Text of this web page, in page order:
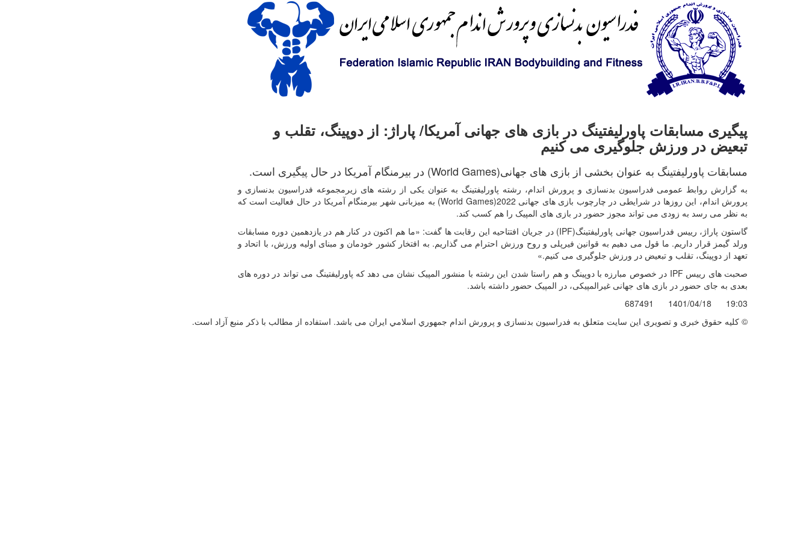
پیگیری مسابقات پاورلیفتینگ در بازی های جهانی آمریکا/ پاراژ: از دوپینگ، تقلب و
تبعیض در ورزش جلوگیری می کنیم
مسابقات پاورلیفتینگ به عنوان بخشی از بازی های جهانی(World Games) در بیرمنگام آمریکا در حال پیگیری است.
به گزارش روابط عمومی فدراسیون بدنسازی و پرورش اندام، رشته پاورلیفتینگ به عنوان یکی از رشته های زیرمجموعه فدراسیون بدنسازی و
پرورش اندام، این روزها در شرایطی در چارچوب بازی های جهانی 2022(
World Games) به میزبانی شهر بیرمنگام آمریکا در حال فعالیت است که
به نظر می رسد به زودی می تواند مجوز حضور در بازی های المپیک را هم کسب کند.
گاستون پاراژ، رییس فدراسیون جهانی پاورلیفتینگ(IPF) در جریان افتتاحیه این رقابت ها گفت: «ما هم اکنون در کنار هم در یازدهمین دوره مسابقات
ورلد گیمز قرار داریم. ما قول می دهیم به قوانین فیرپلی و روح ورزش احترام می گذاریم. به افتخار کشور خودمان و مبنای اولیه ورزش، با اتحاد و
تعهد از دوپینگ، تقلب و تبعیض در ورزش جلوگیری می کنیم.»
صحبت های رییس IPF در خصوص مبارزه با دوپینگ و هم راستا شدن این رشته با منشور المپیک نشان می دهد که پاورلیفتینگ می تواند در دوره های
بعدی به جای حضور در بازی های جهانی غیرالمپیکی، در المپیک حضور داشته باشد.
19:03
1401/04/18
687491
© کليه حقوق خبری و تصويری اين سايت متعلق به فدراسيون بدنسازی و پرورش اندام جمهوري اسلامي ايران می باشد. استفاده از مطالب با ذكر منبع آزاد است.